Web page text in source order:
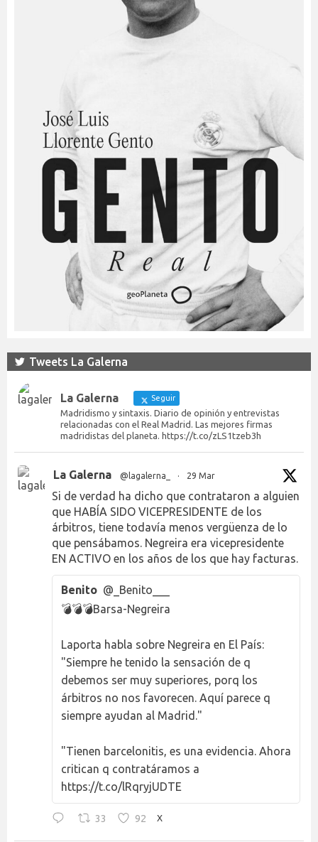
Tweets La Galerna
La Galerna Seguir
Madridismo y sintaxis. Diario de opinión y entrevistas
relacionadas con el Real Madrid. Las mejores firmas
madridistas del planeta. https://t.co/zLS1tzeb3h
La Galerna @lagalerna_ · 29 Mar
Si de verdad ha dicho que contrataron a alguien
que HABÍA SIDO VICEPRESIDENTE de los
árbitros, tiene todavía menos vergüenza de lo
que pensábamos. Negreira era vicepresidente
EN ACTIVO en los años de los que hay facturas.
Benito @_Benito___
💣💣💣Barsa-Negreira
Laporta habla sobre Negreira en El País:
"Siempre he tenido la sensación de q
debemos ser muy superiores, porq los
árbitros no nos favorecen. Aquí parece q
siempre ayudan al Madrid."
"Tienen barcelonitis, es una evidencia. Ahora
critican q contratáramos a
https://t.co/lRqryjUDTE
33 92 X